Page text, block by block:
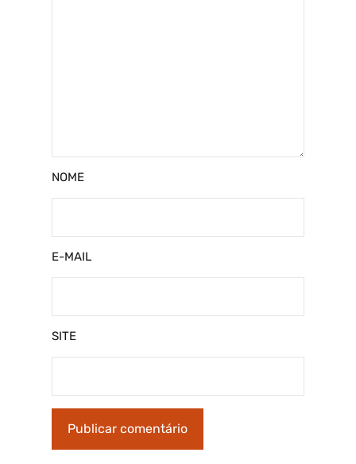
NOME
E-MAIL
SITE